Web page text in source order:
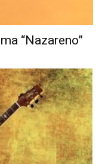
“Nazareno”